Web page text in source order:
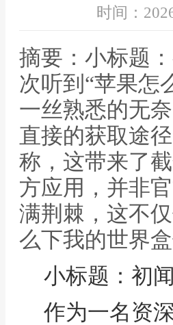
时间：
摘要：小标题
次听到“苹果怎
一丝熟悉的无
直接的获取途
称，这带来了
方应用，并非
满荆棘，这不
么下我的世界
小标题：初
作为一名资